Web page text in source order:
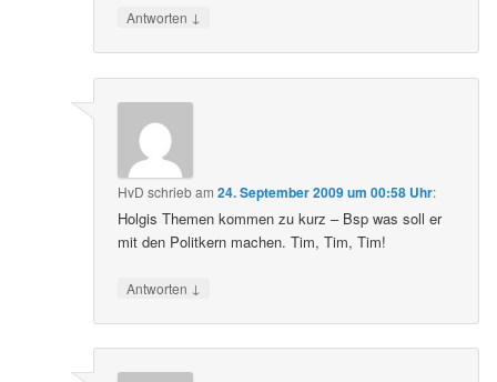
Antworten ↓
HvD schriebam24. September 2009 um 00:58 Uhr:
Holgis Themen kommen zu kurz – Bsp was soll er
mit den Politkern machen. Tim, Tim, Tim!
Antworten ↓